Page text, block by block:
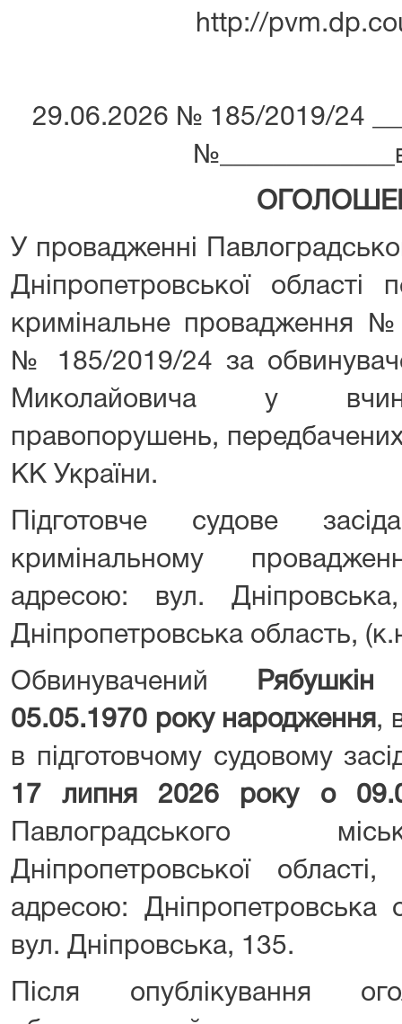
http://
29.06.2026 № 185/2019/24
У провадженні
Дніпропетровської області
кримінальне провадження
№ 185/2019/24 за
Миколайовича у
правопорушень,
КК України.
Підготовче судове
кримінальному
адресою: вул.
Дніпропетровська область,
Обвинувачений
05.05.1970 року народження ,
в підготовчому судовому
17 липня 2026 року о
Павлоградського
Дніпропетровської
адресою: Дніпропетровська
вул. Дніпровська, 135.
Після опублікування